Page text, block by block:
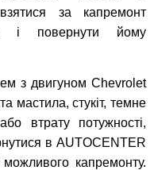
за капремонт
і повернути йому
з двигуном Chevrolet
мастила, стукіт, темне
втрату потужності,
в AUTOCENTER
капремонту.